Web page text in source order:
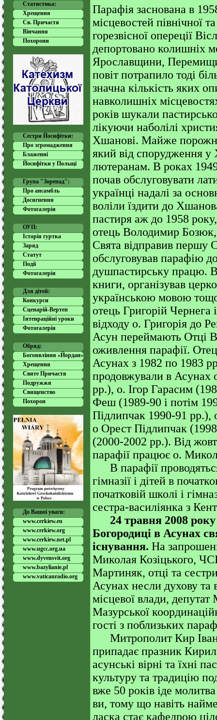
Статистика:
Хрещення
Cв. Причастя
Вінчання
Похорони
Сестри Йосифітки:
Про згромадження
Блаженні
Йосифітки у Польщі
Група "Зорепад":
Про ансамбль
Досягнення
Фотогалерія
ОУП:
Історія гуртка
Заряд
Статут
Події
Фотогалерія
Для дітей:
Конкурси
Сценарій-Вертеп
Інтенраційні уроки
Фотогалерія
Обряд:
Богоявління «Йордан»
Хрещення
Святе Причастя
Подружжя
Священство
Похорон
До Вашої уваги:
www.cerkiew.eu
www.cerkiew.org
www.cerkiew.net.pl
www.ugcc.org.ua
www.dyvensvit.org
www.bazylianie.pl
www.vaticanradio.org
Парафія заснована в
місцевостей північної
горезвісної опереції
депортовано колишніх
Ярославщини,
повіт потрапило тоді
значна кількість яких
навколишніх
років шукали
лікуючи наболілі
Хшанові. Майже
який від спорудження у
лютеранам. В роках
почав обслуговувати
українці надалі за
воліли їздити до
пастиря аж до 1958
отець Володимир
Свята відправив
обслуговував парафію
душпастирську працю.
книги, організував
українською мовою
отець Григорій Чернега
відходу о. Григорія до
Асун переймають Отці
оживлення парафії.
Асунах з 1982 по 1983
продовжували в
рр.), о. Ігор Гарасим
Феш (1989-90 і потім
Підлипчак 1990-91
о Орест Підлипчак
(2000-2002 рр.). Від
парафії працює о.
В парафії
гімназії і дітей в
початковій школі і
сестра-василіянка з
24 травня 2008
Богородиці в Асунах
існування. На
Миколая Козіцького,
Мартиняк, отці та
Асунах несли духову та
місцевої влади,
Мазурської
гості з поблизьких
Митрополит Кир Іван
припадає празник
асунські вірні та їхні
культуру та традицію
вже 50 років іде
ви, тому що навіть
ласка стає кафедрою